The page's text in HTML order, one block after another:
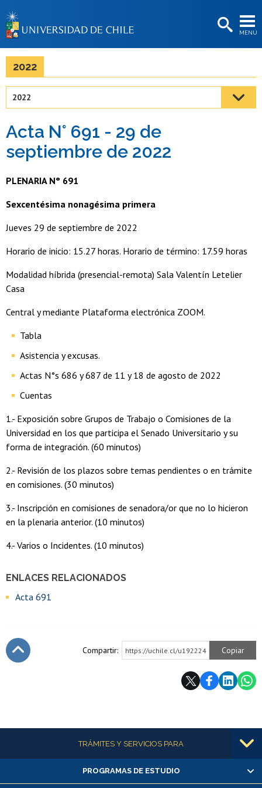
MENÚ
BIBLIOTECAS
Estudiantes
Académicas/os
Funcionarias/os
2022
2022
Acta N° 691 - 29 de
septiembre de 2022
ENLACES RELACIONADOS
Acta 691
PLENARIA N° 691
Sexcentésima nonagésima primera
Jueves 29 de septiembre de 2022
Horario de inicio: 15.27 horas. Horario de término: 17.59 horas
Modalidad híbrida (presencial-remota) Sala Valentín Letelier
Casa
Central y mediante Plataforma electrónica ZOOM.
Tabla
Asistencia y excusas.
Actas N°s 686 y 687 de 11 y 18 de agosto de 2022
Cuentas
1.- Exposición sobre Grupos de Trabajo o Comisiones de la
Universidad en los que participa el Senado Universitario y su
forma de integración. (60 minutos)
2.- Revisión de los plazos sobre temas pendientes o en trámite
en comisiones. (30 minutos)
3.- Inscripción en comisiones de senadora/or que no lo hicieron
en la plenaria anterior. (10 minutos)
4.- Varios o Incidentes. (10 minutos)
Compartir: https://uchile.cl/u192224 Copiar
Más informaciónTRÁMITES Y SERVICIOS PARA
Alumnas/os y exalumnas/os
PROGRAMAS DE ESTUDIO